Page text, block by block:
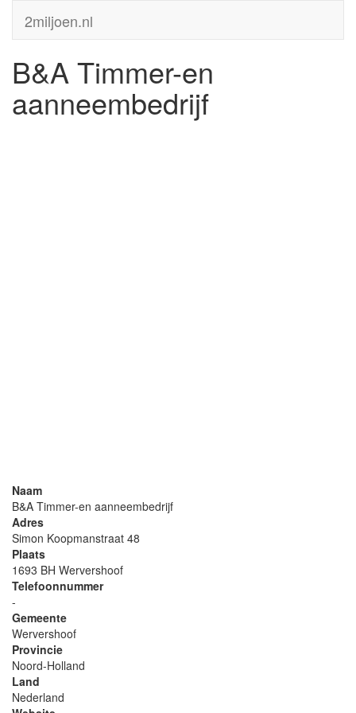
2miljoen.nl
B&A Timmer-en
aanneembedrijf
Naam
B&A Timmer-en aanneembedrijf
Adres
Simon Koopmanstraat 48
Plaats
1693 BH Wervershoof
Telefoonnummer
-
Gemeente
Wervershoof
Provincie
Noord-Holland
Land
Nederland